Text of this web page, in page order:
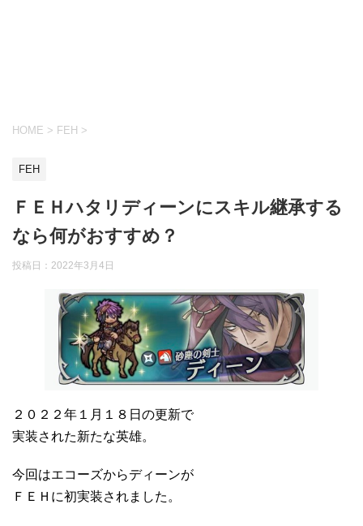
HOME > FEH >
FEH
ＦＥＨハタリディーンにスキル継承する
なら何がおすすめ？
投稿日： 2022年3月4日
２０２２年１月１８日の更新で
実装された新たな英雄。
今回はエコーズからディーンが
ＦＥＨに初実装されました。